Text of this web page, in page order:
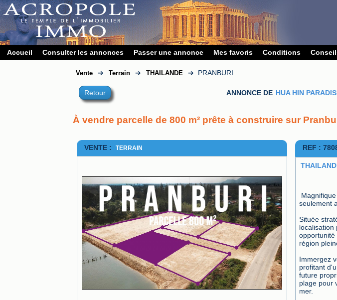
Accueil Consulter les annonces Passer une annonce Mes favoris Conditions
Vente ➔ Terrain ➔ THAILANDE ➔ PRANBURI
Retour ANNONCE DE HUA HIN
À vendre parcelle de 800 m² prête à construire sur
VENTE : TERRAIN REF :
seulement
Située
localisation
opportunité
région
Immergez
profitant
future
plage pour
mer.